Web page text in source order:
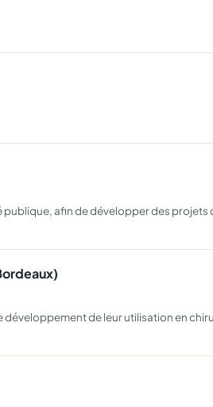
publique, afin de développer des projets
développement de leur utilisation en